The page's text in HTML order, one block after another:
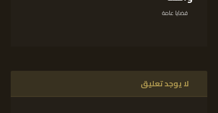
قضايا عامة
لا يوجد تعليق